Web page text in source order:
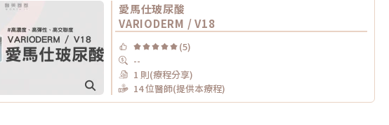
愛馬仕玻尿酸
VARIODERM / V18
(5)
--
1 則(療程分享)
14 位醫師(提供本療程)